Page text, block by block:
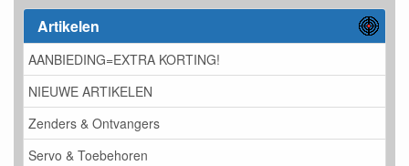
Artikelen
AANBIEDING=EXTRA KORTING!
NIEUWE ARTIKELEN
Zenders & Ontvangers
Servo & Toebehoren